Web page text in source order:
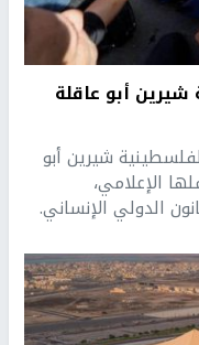
شيرين أبو عاقلة
شيرين أبو
الإعلامي،
الدولي الإنساني.